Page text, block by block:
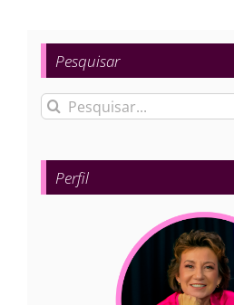
Pesquisar
Buscar
para:
Perfil